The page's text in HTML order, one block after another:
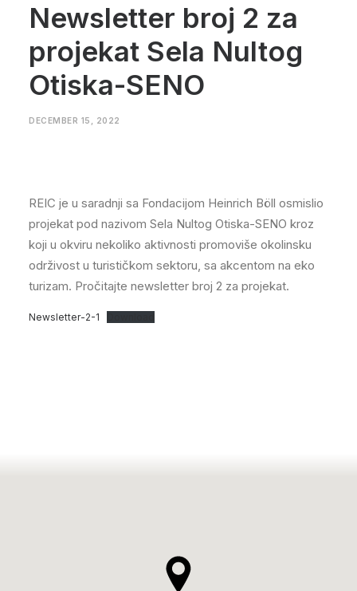
Newsletter broj 2 za
projekat Sela Nultog
Otiska-SENO
DECEMBER 15, 2022
REIC je u saradnji sa Fondacijom Heinrich Böll osmislio
projekat pod nazivom Sela Nultog Otiska-SENO kroz
koji u okviru nekoliko aktivnosti promoviše okolinsku
održivost u turističkom sektoru, sa akcentom na eko
turizam. Pročitajte newsletter broj 2 za projekat.
Newsletter-2-1